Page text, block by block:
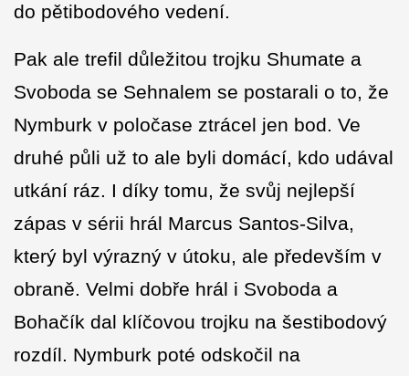
do pětibodového vedení.
Pak ale trefil důležitou trojku Shumate a
Svoboda se Sehnalem se postarali o to, že
Nymburk v poločase ztrácel jen bod. Ve
druhé půli už to ale byli domácí, kdo udával
utkání ráz. I díky tomu, že svůj nejlepší
zápas v sérii hrál Marcus Santos-Silva,
který byl výrazný v útoku, ale především v
obraně. Velmi dobře hrál i Svoboda a
Bohačík dal klíčovou trojku na šestibodový
rozdíl. Nymburk poté odskočil na